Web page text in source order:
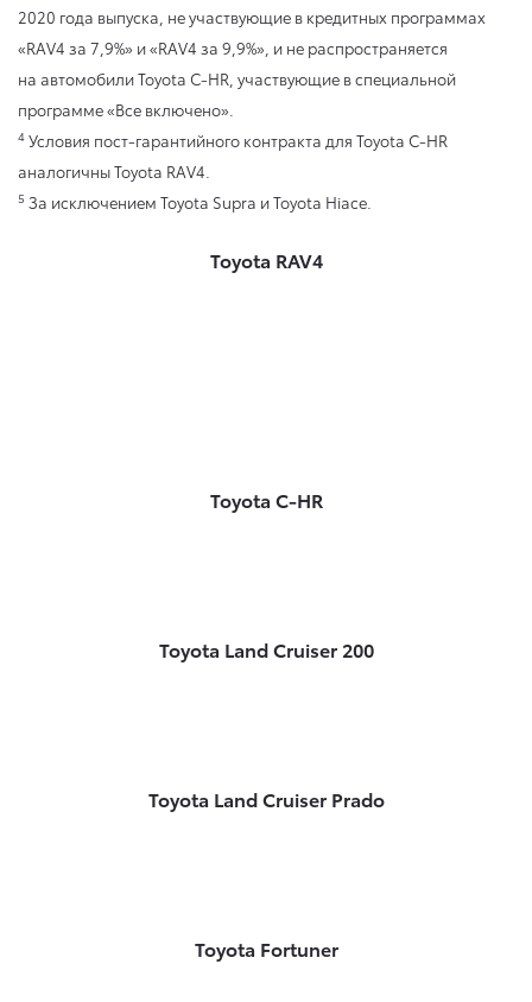
2020 года выпуска, не участвующие в кредитных программах
«RAV4 за 7,9%» и «RAV4 за 9,9%», и не распространяется
на автомобили Toyota C-HR, участвующие в специальной
программе «Все включено».
4 Условия пост-гарантийного контракта для Toyota C-HR
аналогичны Toyota RAV4.
5 За исключением Toyota Supra и Toyota Hiace.
Toyota RAV4
Toyota C-HR
Toyota Land Cruiser 200
Toyota Land Cruiser Prado
Toyota Fortuner